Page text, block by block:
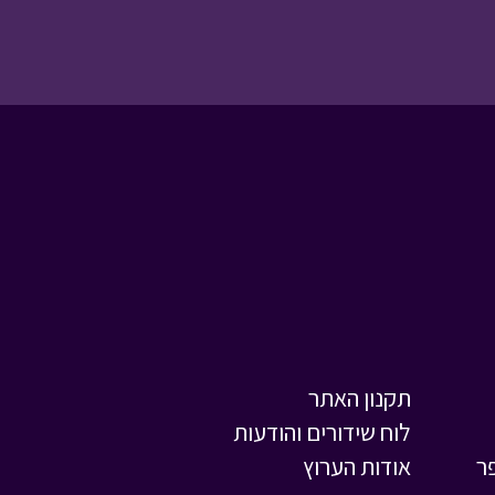
תקנון האתר
לוח שידורים והודעות
אודות הערוץ